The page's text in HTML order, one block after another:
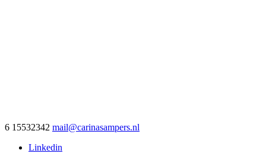
6 15532342 mail@carinasampers.nl
Linkedin